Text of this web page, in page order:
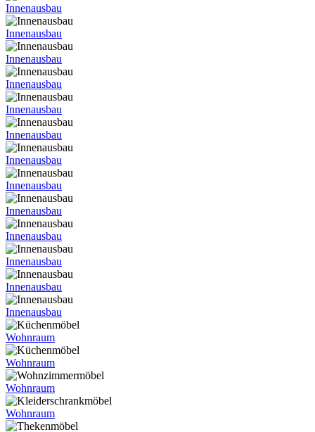
Innenausbau
Innenausbau
Innenausbau
Innenausbau
Innenausbau
Innenausbau
Innenausbau
Innenausbau
Innenausbau
Innenausbau
Innenausbau
Innenausbau
Innenausbau
Wohnraum
Wohnraum
Wohnraum
Wohnraum